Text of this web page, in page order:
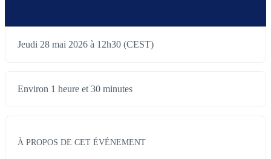
Jeudi 28 mai 2026 à 12h30 (CEST)
Environ 1 heure et 30 minutes
À PROPOS DE CET ÉVÉNEMENT